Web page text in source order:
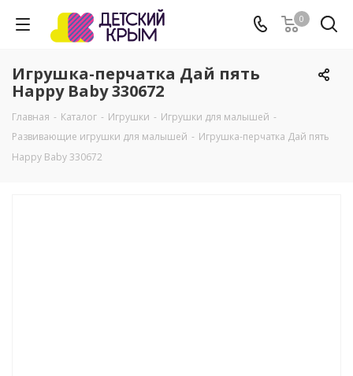
0
Игрушка-перчатка Дай пять
Happy Baby 330672
Главная - Каталог - Игрушки - Игрушки для малышей -
Развивающие игрушки для малышей - Игрушка-перчатка Дай пять
Happy Baby 330672